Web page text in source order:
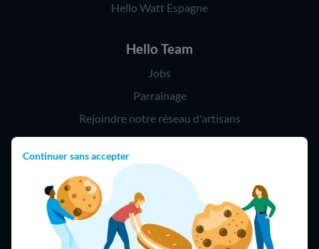
Continuer sans accepter
Hello Watt Espagne
Hello Team
Jobs
Parrainage
Rejoindre notre réseau d'artisans
Hello !
09 75 18 60 60
(8h-21h)
75018 Paris